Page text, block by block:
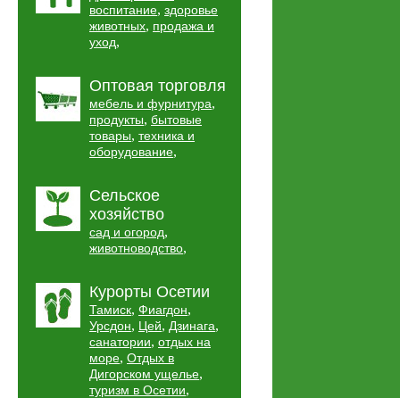
воспитание, здоровье
животных, продажа и
уход,
Оптовая торговля
мебель и фурнитура,
продукты, бытовые
товары, техника и
оборудование,
Сельское
хозяйство
сад и огород,
животноводство,
Курорты Осетии
Тамиск, Фиагдон,
Урсдон, Цей, Дзинага,
санатории, отдых на
море, Отдых в
Дигорском ущелье,
туризм в Осетии,